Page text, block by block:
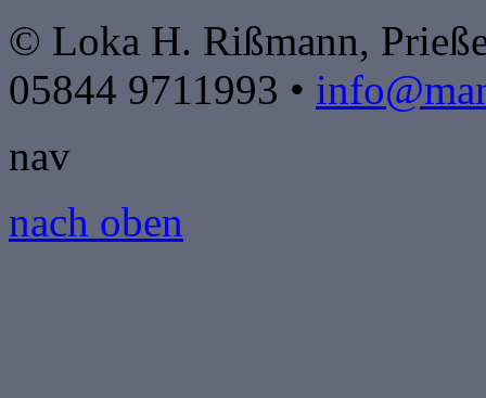
© Loka H. Rißmann,
05844 9711993 •
nav
nach oben